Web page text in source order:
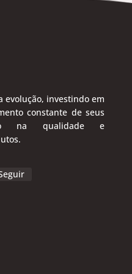
evolução, investindo em
constante de seus
na qualidade e